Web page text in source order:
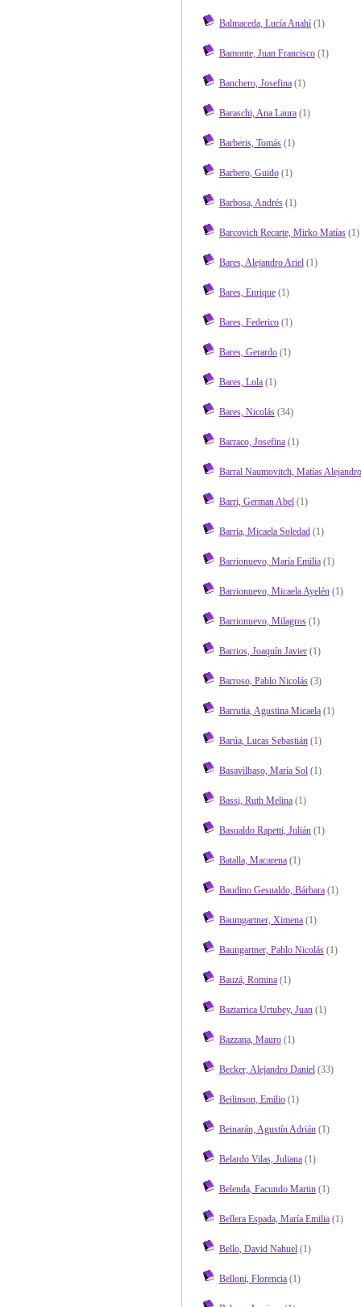
Balmaceda, Lucía Anahí(1)
Bamonte, Juan Francisco(1)
Banchero, Josefina(1)
Baraschi, Ana Laura(1)
Barberis, Tomás(1)
Barbero, Guido(1)
Barbosa, Andrés(1)
Barcovich Recarte, Mirko Matías(1)
Bares, Alejandro Ariel(1)
Bares, Enrique(1)
Bares, Federico(1)
Bares, Gerardo(1)
Bares, Lola(1)
Bares, Nicolás(34)
Barraco, Josefina(1)
Barral Naumovitch, Matías Alejandro
Barri, German Abel(1)
Barria, Micaela Soledad(1)
Barrionuevo, María Emilia(1)
Barrionuevo, Micaela Ayelén(1)
Barrionuevo, Milagros(1)
Barrios, Joaquín Javier(1)
Barroso, Pablo Nicolás(3)
Barrutia, Agustina Micaela(1)
Barúa, Lucas Sebastián(1)
Basavilbaso, María Sol(1)
Bassi, Ruth Melina(1)
Basualdo Rapetti, Julián(1)
Batalla, Macarena(1)
Baudino Gesualdo, Bárbara(1)
Baumgartner, Ximena(1)
Baungartner, Pablo Nicolás(1)
Bauzá, Romina(1)
Baztarrica Urtubey, Juan(1)
Bazzana, Mauro(1)
Becker, Alejandro Daniel(33)
Beilinson, Emilio(1)
Beinarán, Agustín Adrián(1)
Belardo Vilas, Juliana(1)
Belenda, Facundo Martin(1)
Bellera Espada, María Emilia(1)
Bello, David Nahuel(1)
Belloni, Florencia(1)